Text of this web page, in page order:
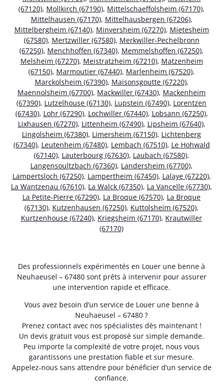
(67120), Mollkirch (67190), Mittelschaeffolsheim (67170),
Mittelhausen (67170), Mittelhausbergen (67206),
Mittelbergheim (67140), Minversheim (67270), Mietesheim
(67580), Mertzwiller (67580), Merkwiller-Pechelbronn
(67250), Menchhoffen (67340), Memmelshoffen (67250),
Melsheim (67270), Meistratzheim (67210), Matzenheim
(67150), Marmoutier (67440), Marlenheim (67520),
Marckolsheim (67390), Maisonsgoutte (67220),
Maennolsheim (67700), Mackwiller (67430), Mackenheim
(67390), Lutzelhouse (67130), Lupstein (67490), Lorentzen
(67430), Lohr (67290), Lochwiller (67440), Lobsann (67250),
Lixhausen (67270), Littenheim (67490), Lipsheim (67640),
Lingolsheim (67380), Limersheim (67150), Lichtenberg
(67340), Leutenheim (67480), Lembach (67510), Le Hohwald
(67140), Lauterbourg (67630), Laubach (67580),
Langensoultzbach (67360), Landersheim (67700),
Lampertsloch (67250), Lampertheim (67450), Lalaye (67220),
La Wantzenau (67610), La Walck (67350), La Vancelle (67730),
La Petite-Pierre (67290), La Broque (67570), La Broque
(67130), Kutzenhausen (67250), Kuttolsheim (67520),
Kurtzenhouse (67240), Kriegsheim (67170), Krautwiller
(67170)
Des professionnels expérimentés en Louer une benne à
Neuhaeusel – 67480 sont prêts à intervenir pour assurer
une intervention rapide et efficace.
Vous avez besoin d’un service de Louer une benne à
Neuhaeusel – 67480 ?
Prenez contact avec nos spécialistes dès maintenant !
Un devis gratuit vous est proposé sur simple demande.
Peu importe la complexité de votre projet, nous vous
garantissons une prestation fiable et sur mesure.
Appelez-nous sans attendre pour bénéficier d’un service de
confiance.